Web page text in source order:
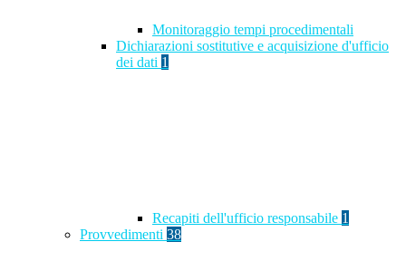
Monitoraggio tempi procedimentali
Dichiarazioni sostitutive e acquisizione d'ufficio
dei dati 1
Recapiti dell'ufficio responsabile 1
Provvedimenti 38